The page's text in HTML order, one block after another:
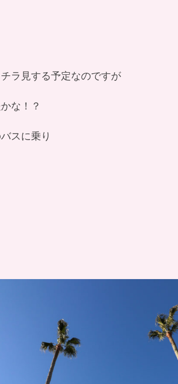
ラ見する予定なのですが
な！？
スに乗り